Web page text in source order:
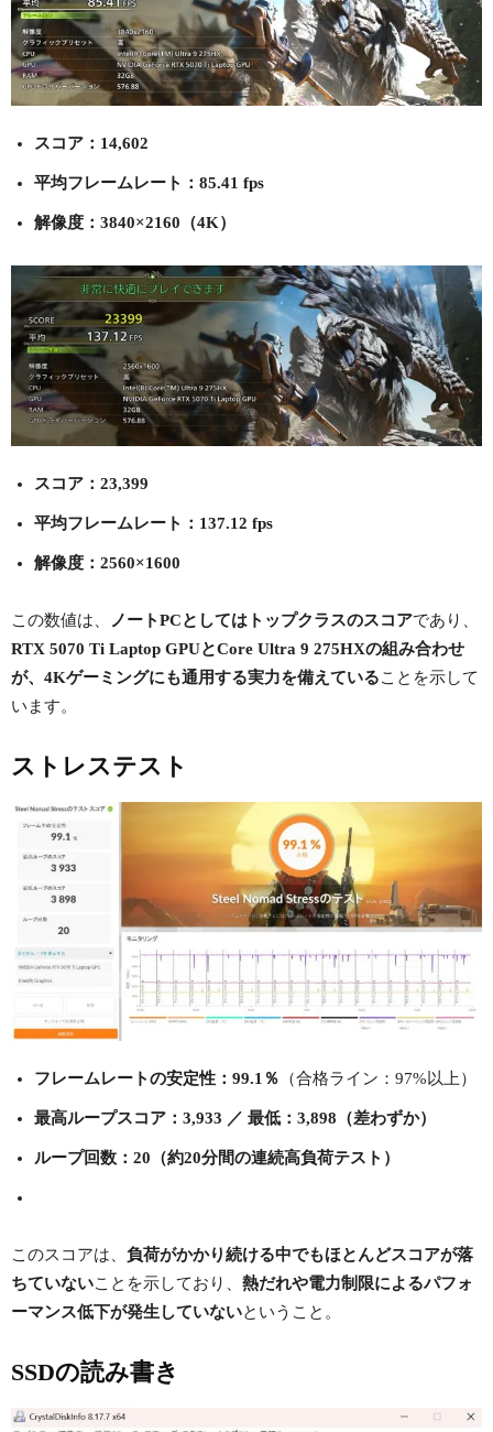
スコア：14,602
平均フレームレート：85.41 fps
解像度：3840×2160（4K）
スコア：23,399
平均フレームレート：137.12 fps
解像度：2560×1600
この数値は、 ノートPCとしてはトップクラスのスコアであり、
RTX 5070 Ti Laptop GPUとCore Ultra 9 275HXの組み合わせ
が、4Kゲーミングにも通用する実力を備えていることを示して
います。
ストレステスト
フレームレートの安定性：99.1％ （合格ライン：97%以上）
最高ループスコア：3,933 ／ 最低：3,898（差わずか）
ループ回数：20（約20分間の連続高負荷テスト）
このスコアは、 負荷がかかり続ける中でもほとんどスコアが落
ちていないことを示しており、 熱だれや電力制限によるパフォ
ーマンス低下が発生していないということ。
SSDの読み書き